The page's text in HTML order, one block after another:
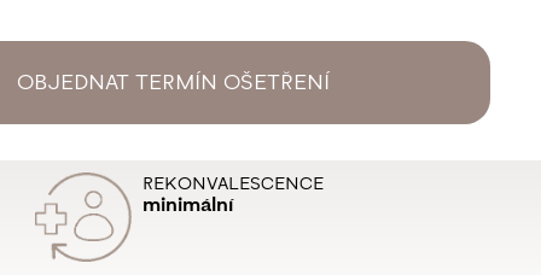
OBJEDNAT TERMÍN OŠETŘENÍ
REKONVALESCENCE
minimální